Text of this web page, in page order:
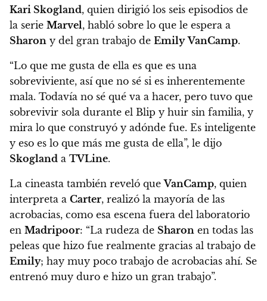
Kari Skogland, quien dirigió los seis episodios de
la serie Marvel, habló sobre lo que le espera a
Sharon y del gran trabajo de Emily VanCamp.
“Lo que me gusta de ella es que es una
sobreviviente, así que no sé si es inherentemente
mala. Todavía no sé qué va a hacer, pero tuvo que
sobrevivir sola durante el Blip y huir sin familia, y
mira lo que construyó y adónde fue. Es inteligente
y eso es lo que más me gusta de ella”, le dijo
Skogland a TVLine.
La cineasta también reveló queVanCamp, quien
interpreta a Carter, realizó la mayoría de las
acrobacias, como esa escena fuera del laboratorio
en Madripoor: “La rudeza de Sharon en todas las
peleas que hizo fue realmente gracias al trabajo de
Emily; hay muy poco trabajo de acrobacias ahí. Se
entrenó muy duro e hizo un gran trabajo”.